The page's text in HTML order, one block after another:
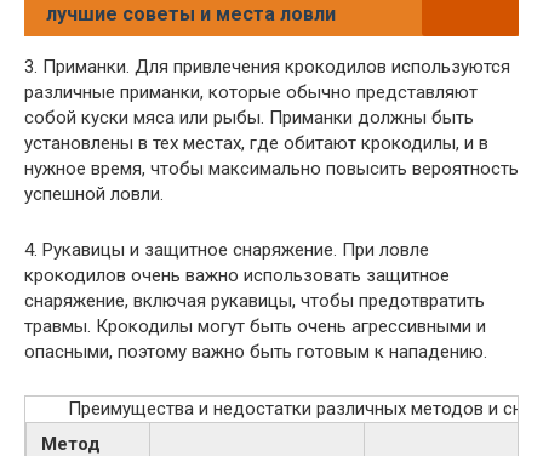
лучшие советы и места ловли
3. Приманки. Для привлечения крокодилов используются
различные приманки, которые обычно представляют
собой куски мяса или рыбы. Приманки должны быть
установлены в тех местах, где обитают крокодилы, и в
нужное время, чтобы максимально повысить вероятность
успешной ловли.
4. Рукавицы и защитное снаряжение. При ловле
крокодилов очень важно использовать защитное
снаряжение, включая рукавицы, чтобы предотвратить
травмы. Крокодилы могут быть очень агрессивными и
опасными, поэтому важно быть готовым к нападению.
Преимущества и недостатки различных методов и
Метод